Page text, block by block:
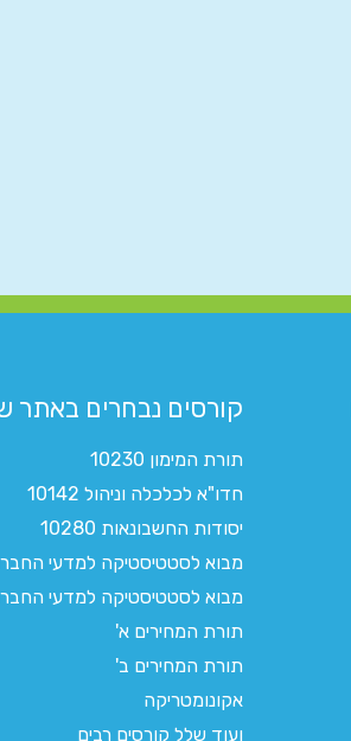
קורסים נבחרים באתר
תורת המימון 10230
חדו"א לכלכלה וניהול 10142
יסודות החשבונאות 10280
מבוא לסטטיסטיקה למדעי
מבוא לסטטיסטיקה למדעי
תורת המחירים א'
תורת המחירים ב'
אקונומטריקה
ועוד שלל קורסים רבים